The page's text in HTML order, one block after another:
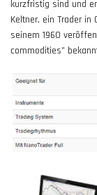
kurzfristig sind und
Keltner, ein Trader in
seinem 1960
commodities"